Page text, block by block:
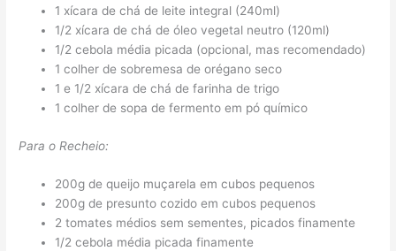
1 xícara de chá de leite integral (240ml)
1/2 xícara de chá de óleo vegetal neutro (120ml)
1/2 cebola média picada (opcional, mas recomendado)
1 colher de sobremesa de orégano seco
1 e 1/2 xícara de chá de farinha de trigo
1 colher de sopa de fermento em pó químico
Para o Recheio:
200g de queijo muçarela em cubos pequenos
200g de presunto cozido em cubos pequenos
2 tomates médios sem sementes, picados finamente
1/2 cebola média picada finamente